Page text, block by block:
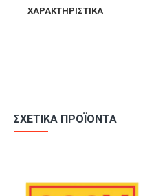
ΧΑΡΑΚΤΗΡΙΣΤΙΚΆ
ΣΧΕΤΙΚΆ ΠΡΟΪΌΝΤΑ